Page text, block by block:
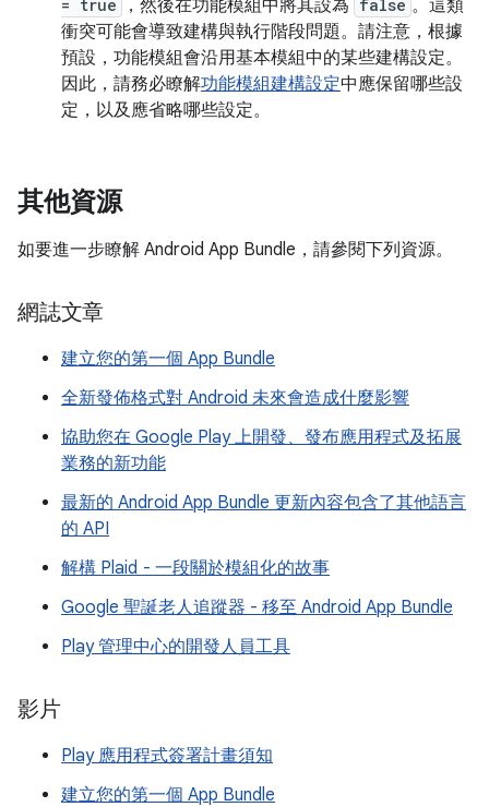
= true ，然後在功能模組中將其設為 false 。這類
衝突可能會導致建構與執行階段問題。請注意，根據
預設，功能模組會沿用基本模組中的某些建構設定。
因此，請務必瞭解功能模組建構設定中應保留哪些設
定，以及應省略哪些設定。
其他資源
如要進一步瞭解 Android App Bundle，請參閱下列資源。
網誌文章
建立您的第一個 App Bundle
全新發佈格式對 Android 未來會造成什麼影響
協助您在 Google Play 上開發、發布應用程式及拓展
業務的新功能
最新的 Android App Bundle 更新內容包含了其他語言
的 API
解構 Plaid - 一段關於模組化的故事
Google 聖誕老人追蹤器 - 移至 Android App Bundle
Play 管理中心的開發人員工具
影片
Play 應用程式簽署計畫須知
建立您的第一個 App Bundle